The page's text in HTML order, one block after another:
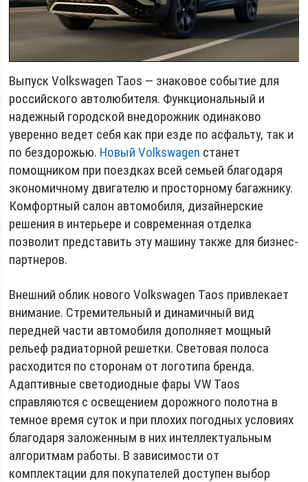
Выпуск Volkswagen Taos — знаковое событие для
российского автолюбителя. Функциональный и
надежный городской внедорожник одинаково
уверенно ведет себя как при езде по асфальту, так и
по бездорожью. Новый Volkswagen станет
помощником при поездках всей семьей благодаря
экономичному двигателю и просторному багажнику.
Комфортный салон автомобиля, дизайнерские
решения в интерьере и современная отделка
позволит представить эту машину также для бизнес-
партнеров.
Внешний облик нового Volkswagen Taos привлекает
внимание. Стремительный и динамичный вид
передней части автомобиля дополняет мощный
рельеф радиаторной решетки. Световая полоса
расходится по сторонам от логотипа бренда.
Адаптивные светодиодные фары VW Taos
справляются с освещением дорожного полотна в
темное время суток и при плохих погодных условиях
благодаря заложенным в них интеллектуальным
алгоритмам работы. В зависимости от
комплектации для покупателей доступен выбор